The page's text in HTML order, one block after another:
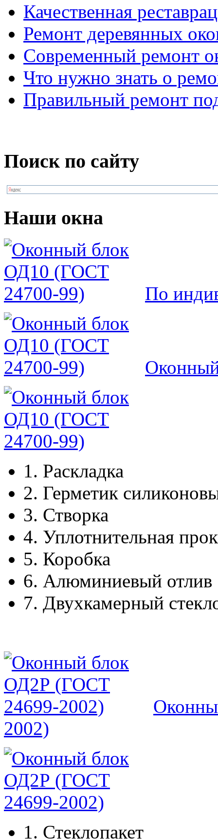
Качественная
Ремонт деревянных
Современный ремонт
Что нужно знать о
Правильный ремонт
Поиск по сайту
Наши окна
По
1. Раскладка
2. Герметик
3. Створка
4. Уплотнительная
5. Коробка
6. Алюминиевый отлив
7. Двухкамерный
2002)
1. Стеклопакет